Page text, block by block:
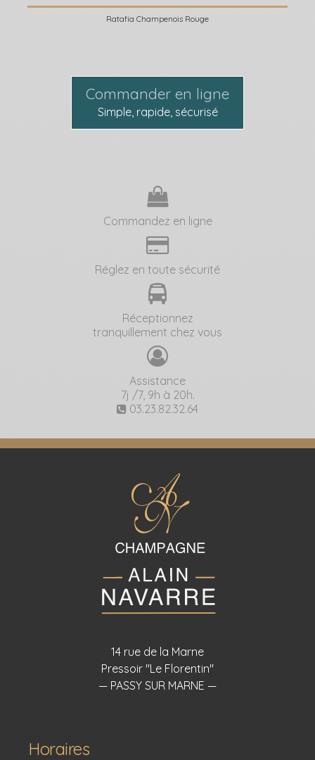
Ratafia Champenois Rouge
Commander en ligne
Simple, rapide, sécurisé
Commandez en ligne
Réglez en toute sécurité
Réceptionnez
tranquillement chez vous
Assistance
7j /7, 9h à 20h.
03.23.82.32.64
14 rue de la Marne
Pressoir "Le Florentin"
— PASSY SUR MARNE —
Horaires